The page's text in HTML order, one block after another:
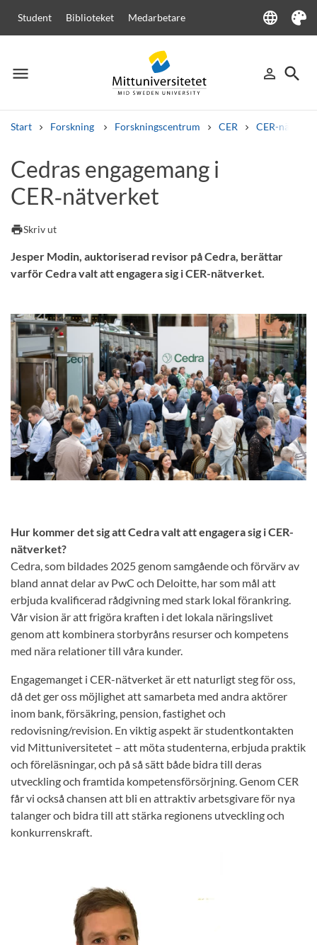
Student Biblioteket Medarbetare language
Language
Tema
menu
Meny person_outline
Logga in
search
Sök
Start Forskning Forskningscentrum CER CER-
Andra söktjänster
Kurser och program Kursplaner
Cedras engagemang i
CER‑nätverket
printSkriv ut
Jesper Modin, auktoriserad revisor på Cedra, berättar
varför Cedra valt att engagera sig i CER-nätverket.
Hur kommer det sig att Cedra valt att engagera sig i CER-
nätverket?
Cedra, som bildades 2025 genom samgående och förvärv av
bland annat delar av PwC och Deloitte, har som mål att
erbjuda kvalificerad rådgivning med stark lokal förankring.
Vår vision är att frigöra kraften i det lokala näringslivet
genom att kombinera storbyråns resurser och kompetens
med nära relationer till våra kunder.
Engagemanget i CER-nätverket är ett naturligt steg för oss,
då det ger oss möjlighet att samarbeta med andra aktörer
inom bank, försäkring, pension, fastighet och
redovisning/revision. En viktig aspekt är studentkontakten
vid Mittuniversitetet – att möta studenterna, erbjuda praktik
och föreläsningar, och på så sätt både bidra till deras
utveckling och framtida kompetensförsörjning. Genom CER
får vi också chansen att bli en attraktiv arbetsgivare för nya
talanger och bidra till att stärka regionens utveckling och
konkurrenskraft.